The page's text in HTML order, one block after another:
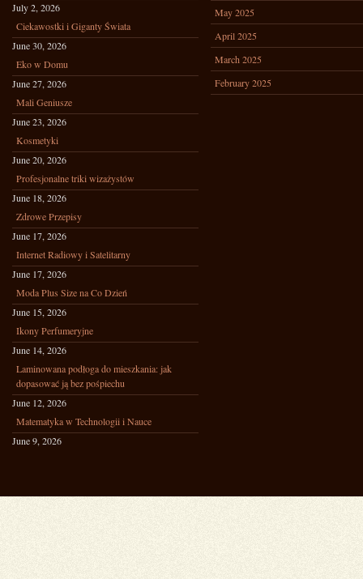
July 2, 2026
Ciekawostki i Giganty Świata
June 30, 2026
Eko w Domu
June 27, 2026
Mali Geniusze
June 23, 2026
Kosmetyki
June 20, 2026
Profesjonalne triki wizażystów
June 18, 2026
Zdrowe Przepisy
June 17, 2026
Internet Radiowy i Satelitarny
June 17, 2026
Moda Plus Size na Co Dzień
June 15, 2026
Ikony Perfumeryjne
June 14, 2026
Laminowana podłoga do mieszkania: jak
dopasować ją bez pośpiechu
June 12, 2026
Matematyka w Technologii i Nauce
June 9, 2026
May 2025
April 2025
March 2025
February 2025